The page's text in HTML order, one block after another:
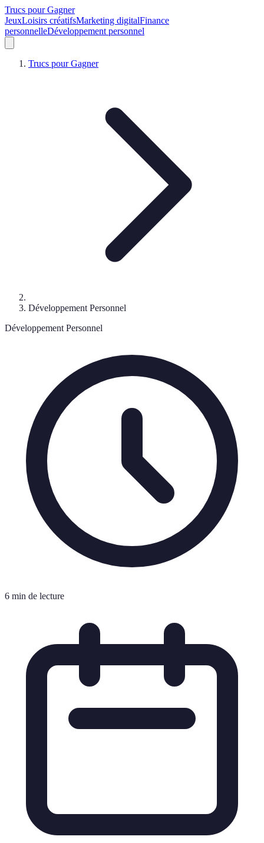
Trucs pour Gagner
JeuxLoisirs créatifsMarketing digitalFinance
personnelleDéveloppement personnel
Trucs pour Gagner
Développement Personnel
Développement Personnel
6 min de lecture